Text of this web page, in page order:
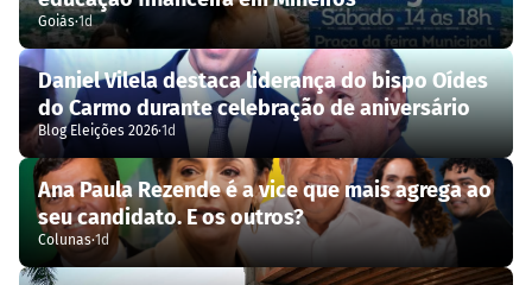
Goiás·1d
Daniel Vilela destaca liderança do bispo Oídes
do Carmo durante celebração de aniversário
Blog Eleições 2026·1d
Ana Paula Rezende é a vice que mais agrega ao
seu candidato. E os outros?
Colunas·1d